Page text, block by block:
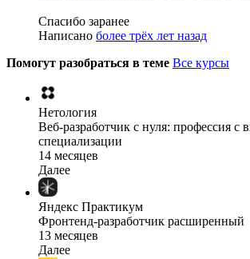
Спасибо заранее
Написано более трёх лет назад
Помогут разобраться в теме Все курсы
Нетология
Веб-разработчик с нуля: профессия с
специализации
14 месяцев
Далее
Яндекс Практикум
Фронтенд-разработчик расширенный
13 месяцев
Далее